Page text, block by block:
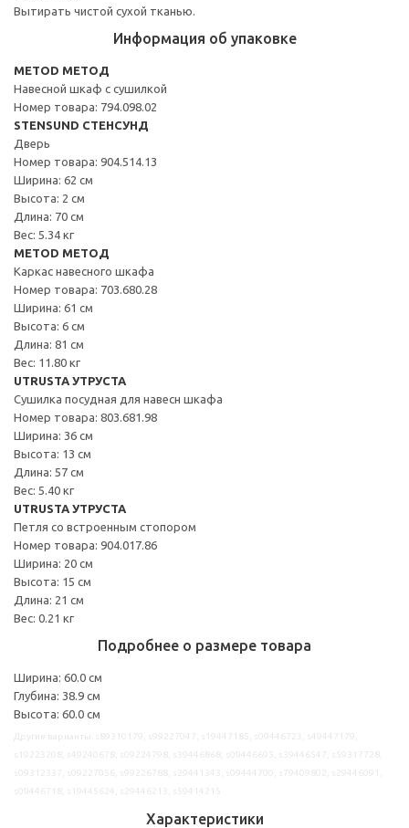
Вытирать чистой сухой тканью.
Информация об упаковке
METOD МЕТОД
Навесной шкаф с сушилкой
Номер товара: 794.098.02
STENSUND СТЕНСУНД
Дверь
Номер товара: 904.514.13
Ширина: 62 см
Высота: 2 см
Длина: 70 см
Вес: 5.34 кг
METOD МЕТОД
Каркас навесного шкафа
Номер товара: 703.680.28
Ширина: 61 см
Высота: 6 см
Длина: 81 см
Вес: 11.80 кг
UTRUSTA УТРУСТА
Сушилка посудная для навесн шкафа
Номер товара: 803.681.98
Ширина: 36 см
Высота: 13 см
Длина: 57 см
Вес: 5.40 кг
UTRUSTA УТРУСТА
Петля со встроенным стопором
Номер товара: 904.017.86
Ширина: 20 см
Высота: 15 см
Длина: 21 см
Вес: 0.21 кг
Подробнее о размере товара
Ширина: 60.0 см
Глубина: 38.9 см
Высота: 60.0 см
Характеристики